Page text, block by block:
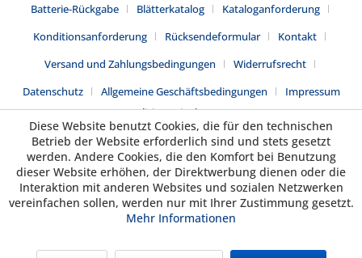
Batterie-Rückgabe Blätterkatalog
Kataloganforderung
Konditionsanforderung
Rücksendeformular
Kontakt
Versand und Zahlungsbedingungen
Widerrufsrecht
Datenschutz
Allgemeine Geschäftsbedingungen
Impressum
Realisiert mit Shopware
Diese Website benutzt Cookies, die für den technischen
Betrieb der Website erforderlich sind und stets gesetzt
werden. Andere Cookies, die den Komfort bei Benutzung
dieser Website erhöhen, der Direktwerbung dienen oder die
Interaktion mit anderen Websites und sozialen Netzwerken
vereinfachen sollen, werden nur mit Ihrer Zustimmung gesetzt.
Mehr Informationen